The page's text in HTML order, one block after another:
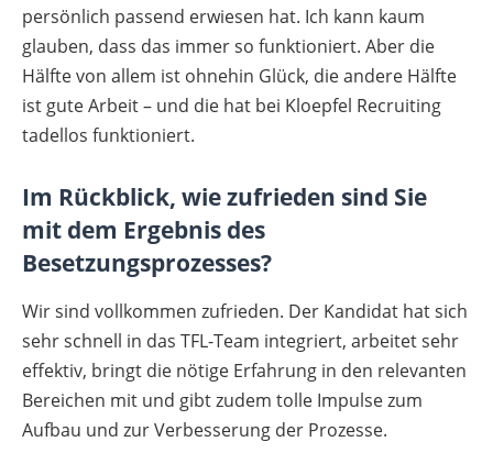
persönlich passend erwiesen hat. Ich kann kaum
glauben, dass das immer so funktioniert. Aber die
Hälfte von allem ist ohnehin Glück, die andere Hälfte
ist gute Arbeit – und die hat bei Kloepfel Recruiting
tadellos funktioniert.
Im Rückblick, wie zufrieden sind Sie
mit dem Ergebnis des
Besetzungsprozesses?
Wir sind vollkommen zufrieden. Der Kandidat hat sich
sehr schnell in das TFL-Team integriert, arbeitet sehr
effektiv, bringt die nötige Erfahrung in den relevanten
Bereichen mit und gibt zudem tolle Impulse zum
Aufbau und zur Verbesserung der Prozesse.